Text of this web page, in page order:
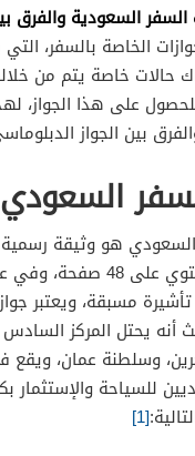
السفر السعودي
المرور.
السفر الدبلوماسي أو
السفر السعودية والفرق
الخاصة بالسفر،
حالات خاصة يتم من
على هذا الجواز،
بين الجواز
السعودي
هو وثيقة
تأشيرة مسبقة، ويعتبر
أنه يحتل المركز
للسياحة والإستثمار
[1]